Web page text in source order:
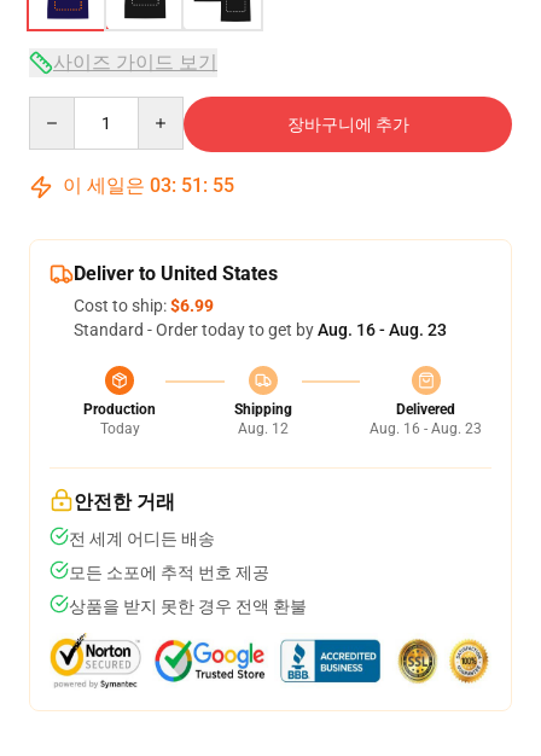
사이즈 가이드 보기
장바구니에 추가
이 세일은 03: 51 : 54
Deliver to United States
Cost to ship:$6.99
Standard - Order today to get byAug. 16 - Aug. 23
Production
Today
Shipping
Aug. 12
Delivered
Aug. 16 - Aug. 23
안전한 거래
전 세계 어디든 배송
모든 소포에 추적 번호 제공
상품을 받지 못한 경우 전액 환불